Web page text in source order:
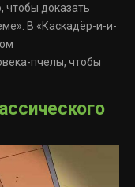
чтобы доказать
В «Каскадёр-и-и-
пчелы, чтобы